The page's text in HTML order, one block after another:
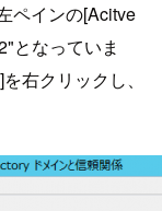
ペインの[Acitve
となっていま
右クリックし、